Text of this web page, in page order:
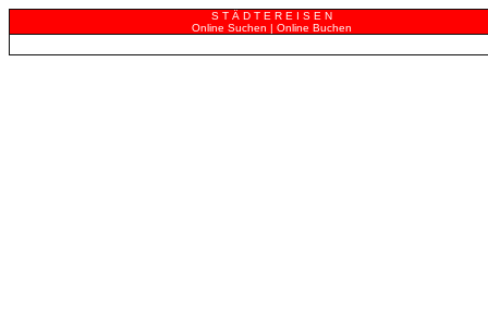
S T Ä D T E R E I S E N
Online Suchen | Online Buchen